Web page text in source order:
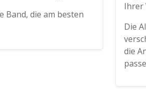
Band, die am besten
Ihrer
Die
die